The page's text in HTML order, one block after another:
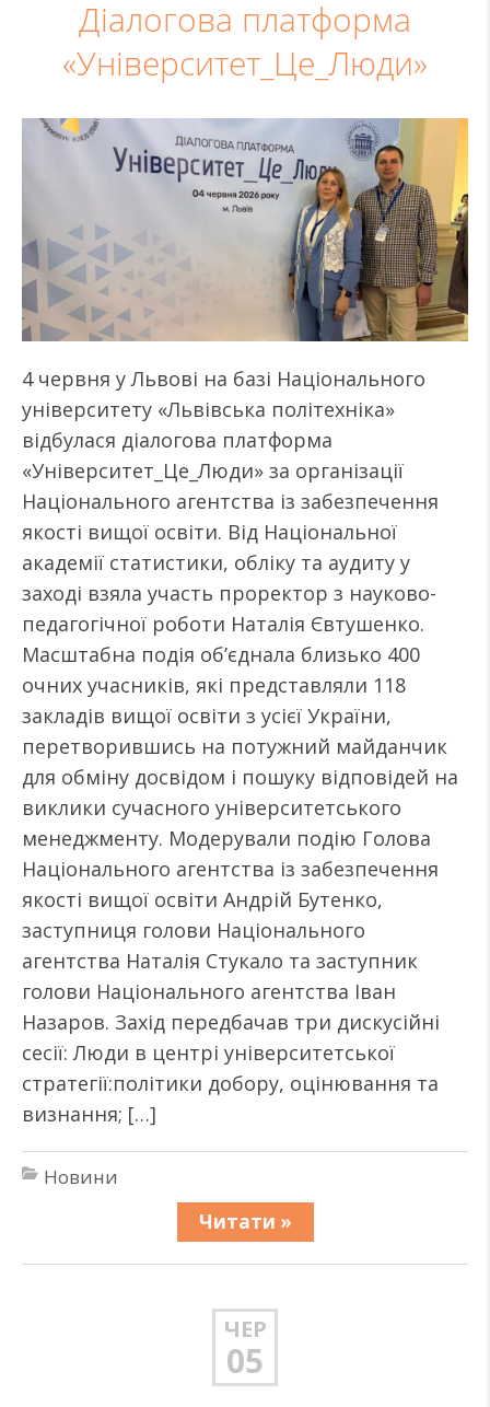
Діалогова платформа
«Університет_Це_Люди»
4 червня у Львові на базі Національного
університету «Львівська політехніка»
відбулася діалогова платформа
«Університет_Це_Люди» за організації
Національного агентства із забезпечення
якості вищої освіти. Від Національної
академії статистики, обліку та аудиту у
заході взяла участь проректор з науково-
педагогічної роботи Наталія Євтушенко.
Масштабна подія об’єднала близько 400
очних учасників, які представляли 118
закладів вищої освіти з усієї України,
перетворившись на потужний майданчик
для обміну досвідом і пошуку відповідей на
виклики сучасного університетського
менеджменту. Модерували подію Голова
Національного агентства із забезпечення
якості вищої освіти Андрій Бутенко,
заступниця голови Національного
агентства Наталія Стукало та заступник
голови Національного агентства Іван
Назаров. Захід передбачав три дискусійні
сесії: Люди в центрі університетської
стратегії:політики добору, оцінювання та
визнання; […]
Новини
Читати »
ЧЕР
05